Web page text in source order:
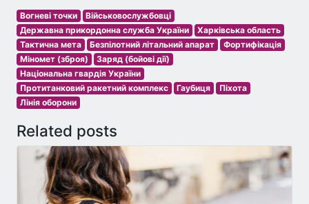
Вогневі точки
Військовослужбовці
Державна прикордонна служба України
Харківська область
Тактична мета
Безпілотний літальний апарат
Фортифікація
Міномет (зброя)
Заряд (бойові дії)
Національна гвардія України
Протитанковий ракетний комплекс
Гаубиця
Піхота
Лінія оборони
Related posts